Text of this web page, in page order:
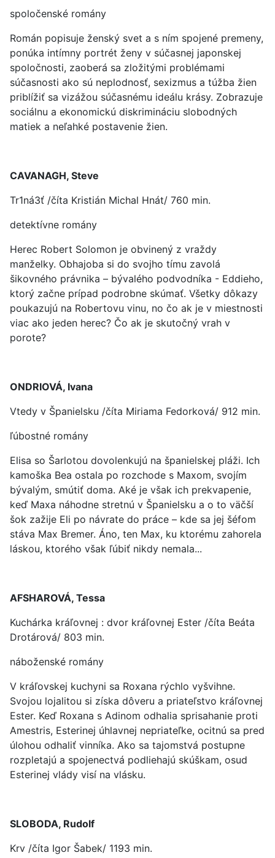
spoločenské romány
Román popisuje ženský svet a s ním spojené premeny,
ponúka intímny portrét ženy v súčasnej japonskej
spoločnosti, zaoberá sa zložitými problémami
súčasnosti ako sú neplodnosť, sexizmus a túžba žien
priblížiť sa vizážou súčasnému ideálu krásy. Zobrazuje
sociálnu a ekonomickú diskrimináciu slobodných
matiek a neľahké postavenie žien.
CAVANAGH, Steve
Tr1ná3ť /číta Kristián Michal Hnát/ 760 min.
detektívne romány
Herec Robert Solomon je obvinený z vraždy
manželky. Obhajoba si do svojho tímu zavolá
šikovného právnika – bývalého podvodníka - Eddieho,
ktorý začne prípad podrobne skúmať. Všetky dôkazy
poukazujú na Robertovu vinu, no čo ak je v miestnosti
viac ako jeden herec? Čo ak je skutočný vrah v
porote?
ONDRIOVÁ, Ivana
Vtedy v Španielsku /číta Miriama Fedorková/ 912 min.
ľúbostné romány
Elisa so Šarlotou dovolenkujú na španielskej pláži. Ich
kamoška Bea ostala po rozchode s Maxom, svojím
bývalým, smútiť doma. Aké je však ich prekvapenie,
keď Maxa náhodne stretnú v Španielsku a o to väčší
šok zažije Eli po návrate do práce – kde sa jej šéfom
stáva Max Bremer. Áno, ten Max, ku ktorému zahorela
láskou, ktorého však ľúbiť nikdy nemala...
AFSHAROVÁ, Tessa
Kuchárka kráľovnej : dvor kráľovnej Ester /číta Beáta
Drotárová/ 803 min.
náboženské romány
V kráľovskej kuchyni sa Roxana rýchlo vyšvihne.
Svojou lojalitou si získa dôveru a priateľstvo kráľovnej
Ester. Keď Roxana s Adinom odhalia sprisahanie proti
Amestris, Esterinej úhlavnej nepriateľke, ocitnú sa pred
úlohou odhaliť vinníka. Ako sa tajomstvá postupne
rozpletajú a spojenectvá podliehajú skúškam, osud
Esterinej vlády visí na vlásku.
SLOBODA, Rudolf
Krv /číta Igor Šabek/ 1193 min.